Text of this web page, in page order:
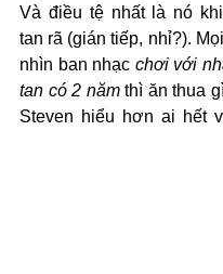
Và điều tệ nhất là nó
tan rã (gián tiếp, nhỉ?).
nhìn ban nhạc chơi với
tan có 2 năm thì ăn thua
Steven hiểu hơn ai hết